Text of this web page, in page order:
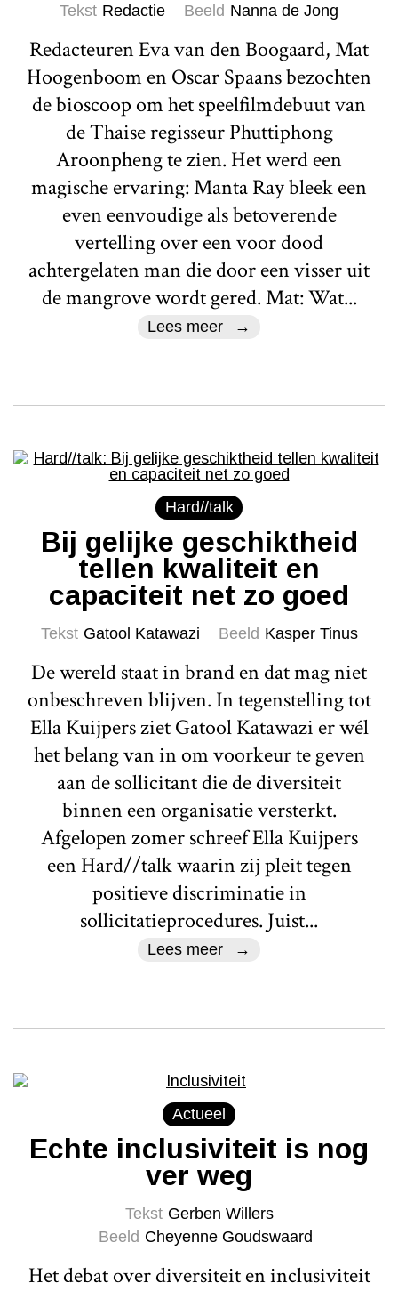
Tekst Redactie Beeld Nanna de Jong
Redacteuren Eva van den Boogaard, Mat
Hoogenboom en Oscar Spaans bezochten
de bioscoop om het speelfilmdebuut van
de Thaise regisseur Phuttiphong
Aroonpheng te zien. Het werd een
magische ervaring: Manta Ray bleek een
even eenvoudige als betoverende
vertelling over een voor dood
achtergelaten man die door een visser uit
de mangrove wordt gered. Mat: Wat...
Lees meer
Hard//talk
Bij gelijke geschiktheid
tellen kwaliteit en
capaciteit net zo goed
Tekst Gatool Katawazi Beeld Kasper Tinus
De wereld staat in brand en dat mag niet
onbeschreven blijven. In tegenstelling tot
Ella Kuijpers ziet Gatool Katawazi er wél
het belang van in om voorkeur te geven
aan de sollicitant die de diversiteit
binnen een organisatie versterkt.
Afgelopen zomer schreef Ella Kuijpers
een Hard//talk waarin zij pleit tegen
positieve discriminatie in
sollicitatieprocedures. Juist...
Lees meer
Actueel
Echte inclusiviteit is nog
ver weg
Tekst Gerben Willers
Beeld Cheyenne Goudswaard
Het debat over diversiteit en inclusiviteit